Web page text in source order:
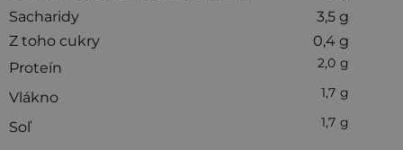
Sacharidy
3,5 g
Z toho cukry
0,4 g
Proteín
2,0 g
Vlákno 1,7 g
Soľ 1,7 g